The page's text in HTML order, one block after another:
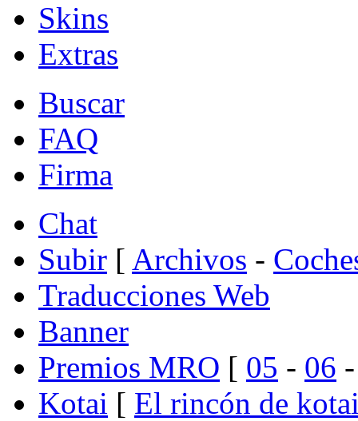
Skins
Extras
Buscar
FAQ
Firma
Chat
Subir [ Archivos -
Traducciones Web
Banner
Premios MRO [ 05 - 06
Kotai [ El rincón de